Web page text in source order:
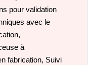
pour validation
avec le
à
fabrication, Suivi